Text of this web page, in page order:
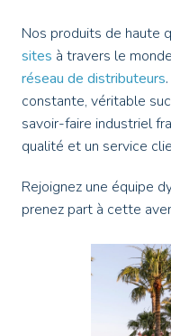
Nos produits de haute
sites à travers le
réseau de distributeurs.
constante, véritable
savoir-faire industriel
qualité et un service
Rejoignez une équipe
prenez part à cette